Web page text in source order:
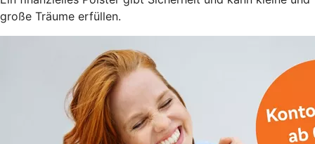
große Träume erfüllen.